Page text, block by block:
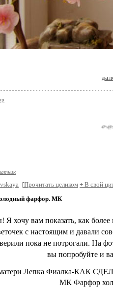
[Прочитать целиком + В свой
фарфор. МК
Я хочу вам показать, как
с настоящим и давали
пока не потрогали. На
вы попробуйте и